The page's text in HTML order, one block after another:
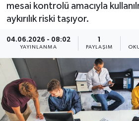
mesai kontrolü amacıyla
aykırılık riski taşıyor.
04.06.2026 - 08:02
YAYINLANMA PAYLAŞIM
Spor
Haber Arşivi